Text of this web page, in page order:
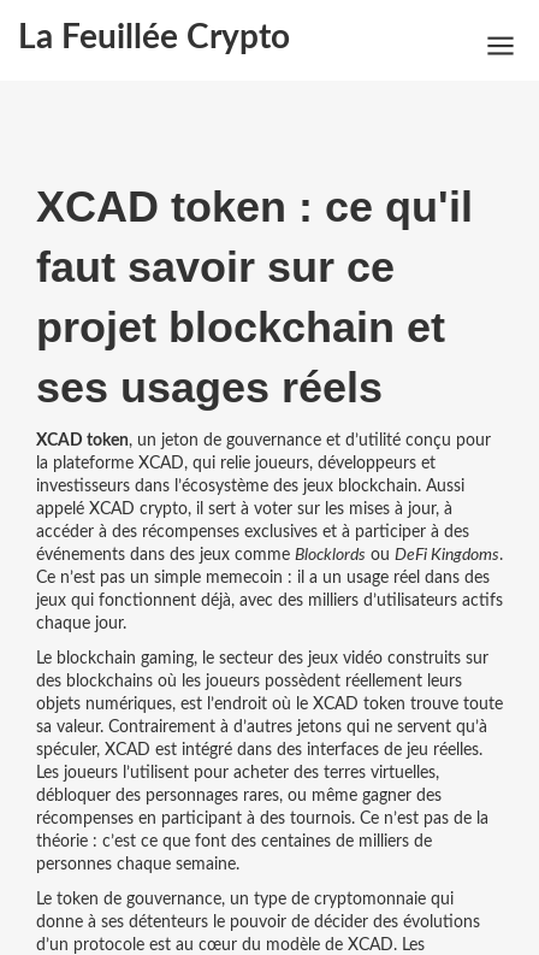
La Feuillée Crypto
XCAD token : ce qu'il
faut savoir sur ce
projet blockchain et
ses usages réels
XCAD token, un jeton de gouvernance et d’utilité conçu pour
la plateforme XCAD, qui relie joueurs, développeurs et
investisseurs dans l’écosystème des jeux blockchain. Aussi
appelé XCAD crypto, il sert à voter sur les mises à jour, à
accéder à des récompenses exclusives et à participer à des
événements dans des jeux comme Blocklords ou DeFi Kingdoms.
Ce n’est pas un simple memecoin : il a un usage réel dans des
jeux qui fonctionnent déjà, avec des milliers d’utilisateurs actifs
chaque jour.
Le blockchain gaming, le secteur des jeux vidéo construits sur
des blockchains où les joueurs possèdent réellement leurs
objets numériques, est l’endroit où le XCAD token trouve toute
sa valeur. Contrairement à d’autres jetons qui ne servent qu’à
spéculer, XCAD est intégré dans des interfaces de jeu réelles.
Les joueurs l’utilisent pour acheter des terres virtuelles,
débloquer des personnages rares, ou même gagner des
récompenses en participant à des tournois. Ce n’est pas de la
théorie : c’est ce que font des centaines de milliers de
personnes chaque semaine.
Le token de gouvernance, un type de cryptomonnaie qui
donne à ses détenteurs le pouvoir de décider des évolutions
d’un protocoleest au cœur du modèle de XCAD. Les